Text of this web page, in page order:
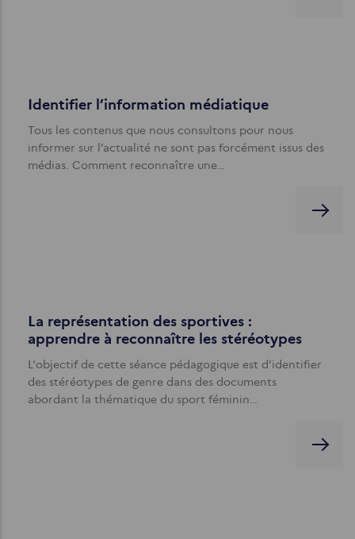
Identifier l’information médiatique
Tous les contenus que nous consultons pour nous
informer sur l’actualité ne sont pas forcément issus des
médias. Comment reconnaître une…
La représentation des sportives :
apprendre à reconnaître les stéréotypes
L'objectif de cette séance pédagogique est d'identifier
des stéréotypes de genre dans des documents
abordant la thématique du sport féminin…